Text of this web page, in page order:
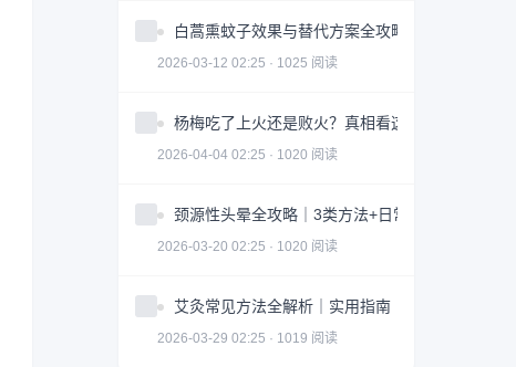
白蒿熏蚊子效果与替代方案全攻略｜科学防蚊指南
2026-03-12 02:25 · 1025 阅读
杨梅吃了上火还是败火？真相看这3点｜食用指南
2026-04-04 02:25 · 1020 阅读
颈源性头晕全攻略｜3类方法+日常调整科学缓解
2026-03-20 02:25 · 1020 阅读
艾灸常见方法全解析｜实用指南
2026-03-29 02:25 · 1019 阅读